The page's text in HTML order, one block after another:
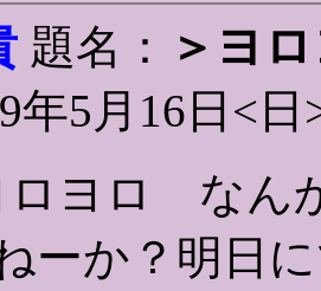
題名： ＞ヨ
年5月16日<日
ヨロ なん
ーか？明日